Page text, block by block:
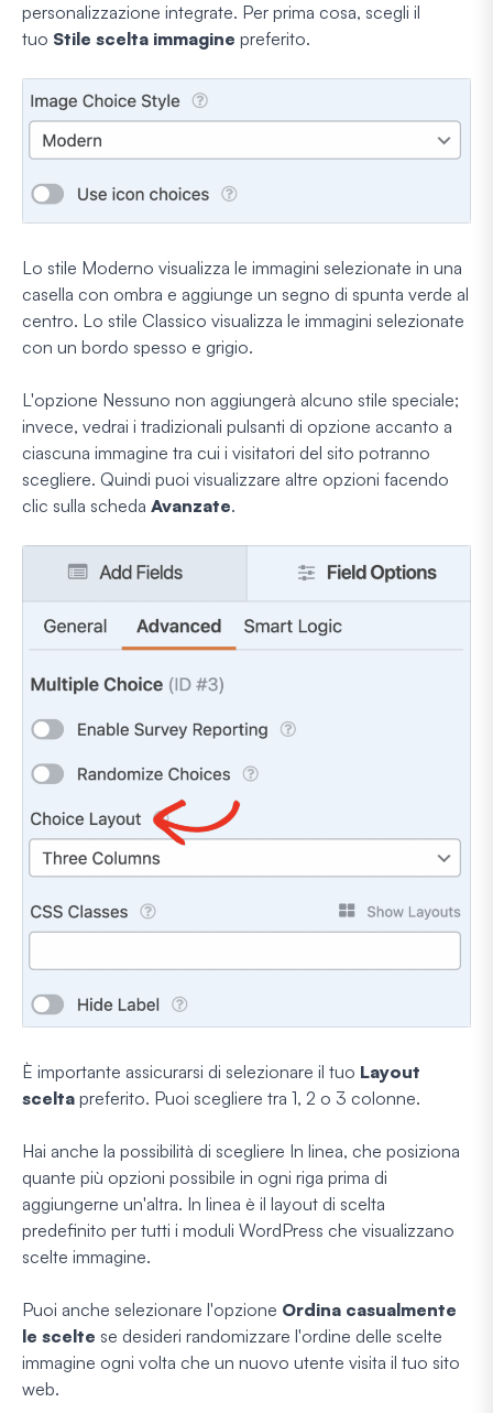
personalizzazione integrate. Per prima cosa, scegli il
tuo Stile scelta immagine preferito.
Lo stile Moderno visualizza le immagini selezionate in una
casella con ombra e aggiunge un segno di spunta verde al
centro. Lo stile Classico visualizza le immagini selezionate
con un bordo spesso e grigio.
L'opzione Nessuno non aggiungerà alcuno stile speciale;
invece, vedrai i tradizionali pulsanti di opzione accanto a
ciascuna immagine tra cui i visitatori del sito potranno
scegliere. Quindi puoi visualizzare altre opzioni facendo
clic sulla scheda Avanzate.
È importante assicurarsi di selezionare il tuo Layout
scelta preferito. Puoi scegliere tra 1, 2 o 3 colonne.
Hai anche la possibilità di scegliere In linea, che posiziona
quante più opzioni possibile in ogni riga prima di
aggiungerne un'altra. In linea è il layout di scelta
predefinito per tutti i moduli WordPress che visualizzano
scelte immagine.
Puoi anche selezionare l'opzione Ordina casualmente
le scelte se desideri randomizzare l'ordine delle scelte
immagine ogni volta che un nuovo utente visita il tuo sito
web.